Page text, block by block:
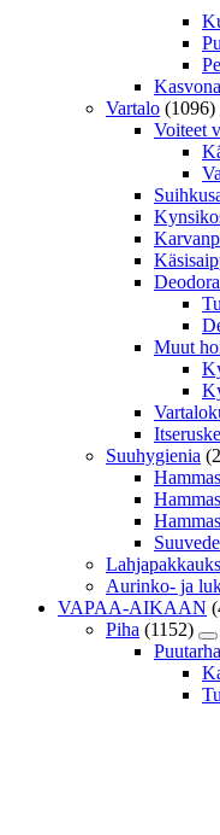
Vartalo (1096)
Voiteet
Muut
Suuhygienia
Aurinko- ja
VAPAA-AIKAAN
Piha (1152)
Puutarha